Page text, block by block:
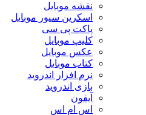
نقشه موبایل
اسکرین سیور موبایل
پاکت پی سی
کلیپ موبایل
عکس موبایل
کتاب موبایل
نرم افزار اندروید
بازی اندروید
آیفون
اس ام اس